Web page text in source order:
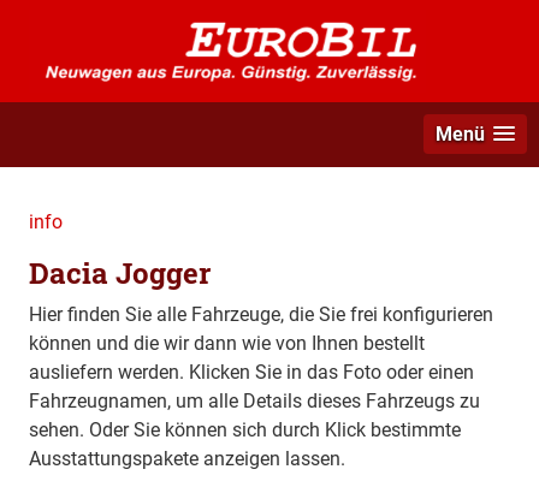
Menü
info
Dacia Jogger
Hier finden Sie alle Fahrzeuge, die Sie frei konfigurieren
können und die wir dann wie von Ihnen bestellt
ausliefern werden. Klicken Sie in das Foto oder einen
Fahrzeugnamen, um alle Details dieses Fahrzeugs zu
sehen. Oder Sie können sich durch Klick bestimmte
Ausstattungspakete anzeigen lassen.